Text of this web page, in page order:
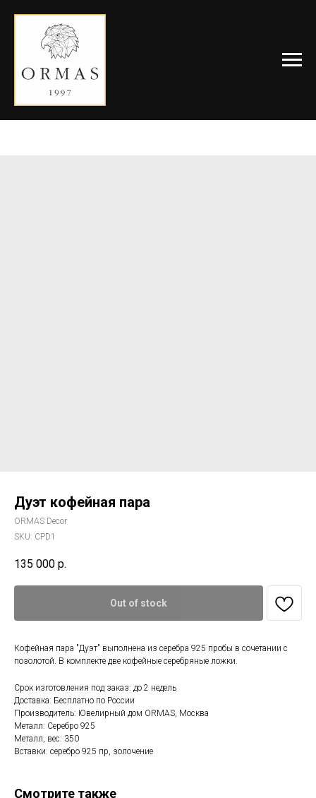
Дуэт кофейная пара
ORMAS Decor
SKU: CPD1
135 000 р.
Out of stock
Кофейная пара "Дуэт" выполнена из серебра 925 пробы в сочетании с
позолотой. В комплекте две кофейные серебряные ложки.
Срок изготовления под заказ: до 2 недель
Доставка: Бесплатно по России
Производитель: Ювелирный дом ORMAS, Москва
Металл: Серебро 925
Металл, вес: 350
Вставки: серебро 925 пр, золочение
Смотрите также